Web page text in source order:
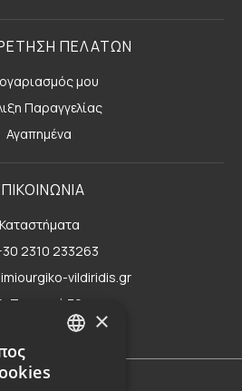
ΠΕΛΑΤΩΝ
μου
Παραγγελίας
Αγαπημένα
Καταστήματα
2310 233263
vildiridis.gr
Δ. Τσιμισκή 70
επικοινωνίας×